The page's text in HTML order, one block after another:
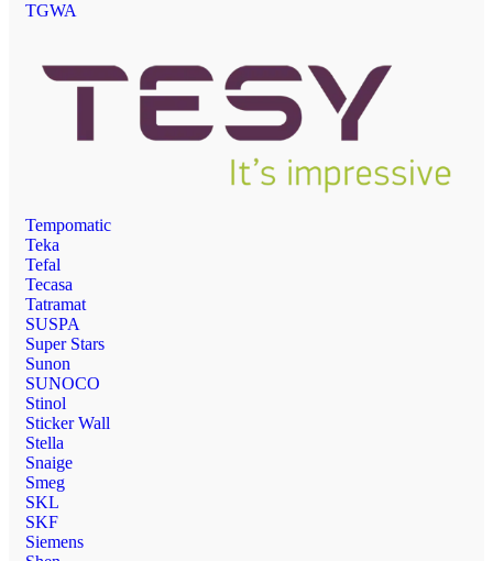
TGWA
Tempomatic
Teka
Tefal
Tecasa
Tatramat
SUSPA
Super Stars
Sunon
SUNOCO
Stinol
Sticker Wall
Stella
Snaige
Smeg
SKL
SKF
Siemens